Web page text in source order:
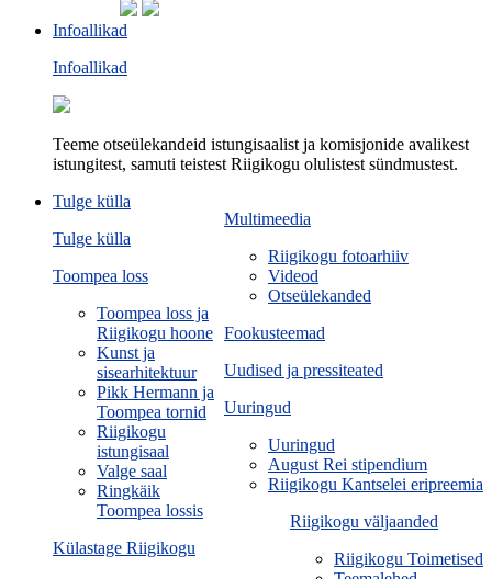
Infoallikad
Infoallikad
Teeme otseülekandeid istungisaalist ja komisjonide avalikest
istungitest, samuti teistest Riigikogu olulistest sündmustest.
Multimeedia
Riigikogu fotoarhiiv
Videod
Otseülekanded
Fookusteemad
Uudised ja pressiteated
Uuringud
Uuringud
August Rei stipendium
Riigikogu Kantselei eripreemia
Riigikogu väljaanded
Riigikogu Toimetised
Tulge külla
Tulge külla
Toompea loss
Toompea loss ja
Riigikogu hoone
Kunst ja
sisearhitektuur
Pikk Hermann ja
Toompea tornid
Riigikogu
istungisaal
Valge saal
Ringkäik
Toompea lossis
Külastage Riigikogu